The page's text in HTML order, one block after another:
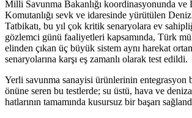
Milli Savunma Bakanlığı koordinasyonunda
Komutanlığı sevk ve idaresinde yürütülen
Tatbikatı, bu yıl çok kritik senaryolara ev
gözlemci günü faaliyetleri kapsamında, Türk
elinden çıkan üç büyük sistem aynı harekat
senaryolarına karşı eş zamanlı olarak test edildi.
Yerli savunma sanayisi ürünlerinin entegrasyon
önüne seren bu testlerde; su üstü, hava ve
hatlarının tamamında kusursuz bir başarı